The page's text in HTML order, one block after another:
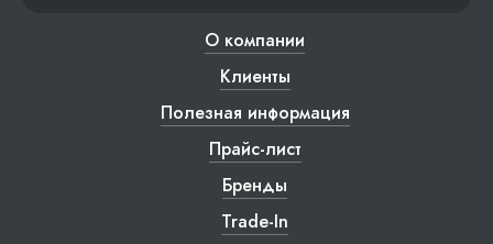
О компании
Клиенты
Полезная информация
Прайс-лист
Бренды
Trade-In